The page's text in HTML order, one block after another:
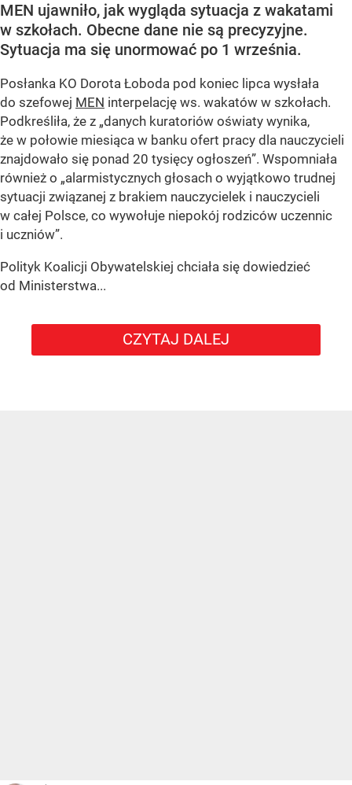
MEN ujawniło, jak wygląda sytuacja z wakatami
w szkołach. Obecne dane nie są precyzyjne.
Sytuacja ma się unormować po 1 września.
Posłanka KO Dorota Łoboda pod koniec lipca wysłała
do szefowej MEN interpelację ws. wakatów w szkołach.
Podkreśliła, że z „danych kuratoriów oświaty wynika,
że w połowie miesiąca w banku ofert pracy dla nauczycieli
znajdowało się ponad 20 tysięcy ogłoszeń”. Wspomniała
również o „alarmistycznych głosach o wyjątkowo trudnej
sytuacji związanej z brakiem nauczycielek i nauczycieli
w całej Polsce, co wywołuje niepokój rodziców uczennic
i uczniów”.
Polityk Koalicji Obywatelskiej chciała się dowiedzieć
od Ministerstwa...
CZYTAJ DALEJ